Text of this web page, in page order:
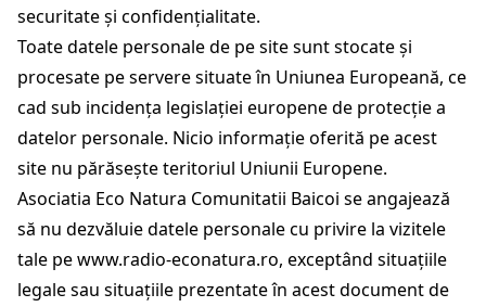
securitate și confidențialitate.
Toate datele personale de pe site sunt stocate și
procesate pe servere situate în Uniunea Europeană, ce
cad sub incidența legislației europene de protecție a
datelor personale. Nicio informație oferită pe acest
site nu părăsește teritoriul Uniunii Europene.
Asociatia Eco Natura Comunitatii Baicoi se angajează
să nu dezvăluie datele personale cu privire la vizitele
tale pewww.radio-econatura.ro, exceptând situațiile
legale sau situațiile prezentate în acest document de